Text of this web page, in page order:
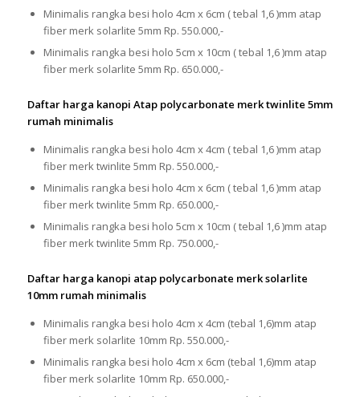
Minimalis rangka besi holo 4cm x 6cm ( tebal 1,6 )mm atap
fiber merk solarlite 5mm Rp. 550.000,-
Minimalis rangka besi holo 5cm x 10cm ( tebal 1,6 )mm atap
fiber merk solarlite 5mm Rp. 650.000,-
Daftar harga kanopi Atap polycarbonate merk twinlite 5mm
rumah minimalis
Minimalis rangka besi holo 4cm x 4cm ( tebal 1,6 )mm atap
fiber merk twinlite 5mm Rp. 550.000,-
Minimalis rangka besi holo 4cm x 6cm ( tebal 1,6 )mm atap
fiber merk twinlite 5mm Rp. 650.000,-
Minimalis rangka besi holo 5cm x 10cm ( tebal 1,6 )mm atap
fiber merk twinlite 5mm Rp. 750.000,-
Daftar harga kanopi atap polycarbonate merk solarlite
10mm rumah minimalis
Minimalis rangka besi holo 4cm x 4cm (tebal 1,6)mm atap
fiber merk solarlite 10mm Rp. 550.000,-
Minimalis rangka besi holo 4cm x 6cm (tebal 1,6)mm atap
fiber merk solarlite 10mm Rp. 650.000,-